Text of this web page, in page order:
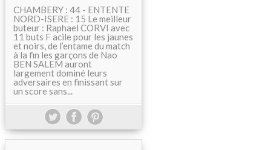
CHAMBERY : 44 - ENTENTE
NORD-ISERE : 15 Le meilleur
buteur : Raphael CORVI avec
11 buts F acile pour les jaunes
et noirs, de l’entame du match
à la fin les garçons de Nao
BEN SALEM auront
largement dominé leurs
adversaires en finissant sur
un score sans...